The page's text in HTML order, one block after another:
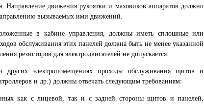
Направление движения рукоятки и маховиков аппаратов должно
вызываемых ими движений.
в кабине управления, должны иметь сплошные или
обслуживания этих панелей должна быть не менее указанной
резисторов для электродвигателей не допускается.
электропомещениях проходы обслуживания щитов и
и др.) должны отвечать следующим требованиям:
как с лицевой, так и с задней стороны щитов и панелей,